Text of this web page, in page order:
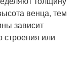
венца, тем
зависит
строения или